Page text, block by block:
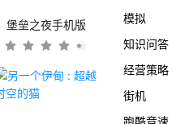
堡垒之夜手机版
模拟
知识问答
经营策略
街机
跑酷竞速